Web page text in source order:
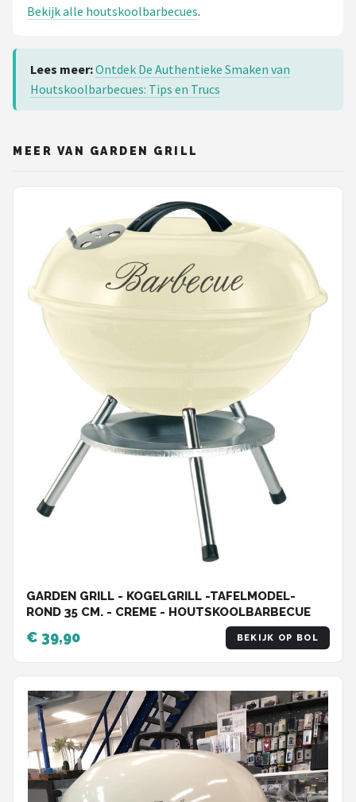
Bekijk alle houtskoolbarbecues.
Lees meer:Ontdek De Authentieke Smaken van
Houtskoolbarbecues: Tips en Trucs
MEER VAN GARDEN GRILL
GARDEN GRILL - KOGELGRILL -TAFELMODEL-
ROND 35 CM. - CREME - HOUTSKOOLBARBECUE
€ 39,90 BEKIJK OP BOL